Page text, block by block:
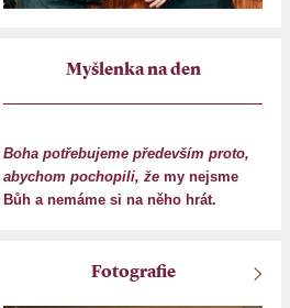
Myšlenka na den
Boha potřebujeme především proto,
abychom pochopili, že my nejsme
Bůh a nemáme si na něho hrát.
Fotografie